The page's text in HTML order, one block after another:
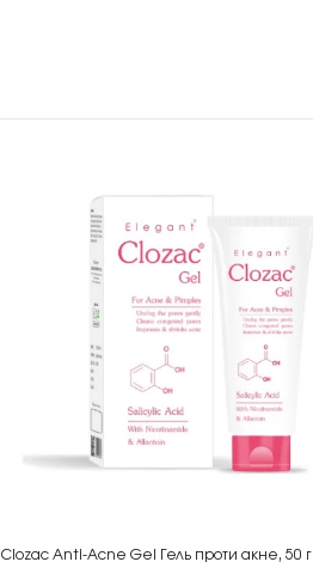
Clozac Anti-Acne Gel Гель проти акне, 50 г